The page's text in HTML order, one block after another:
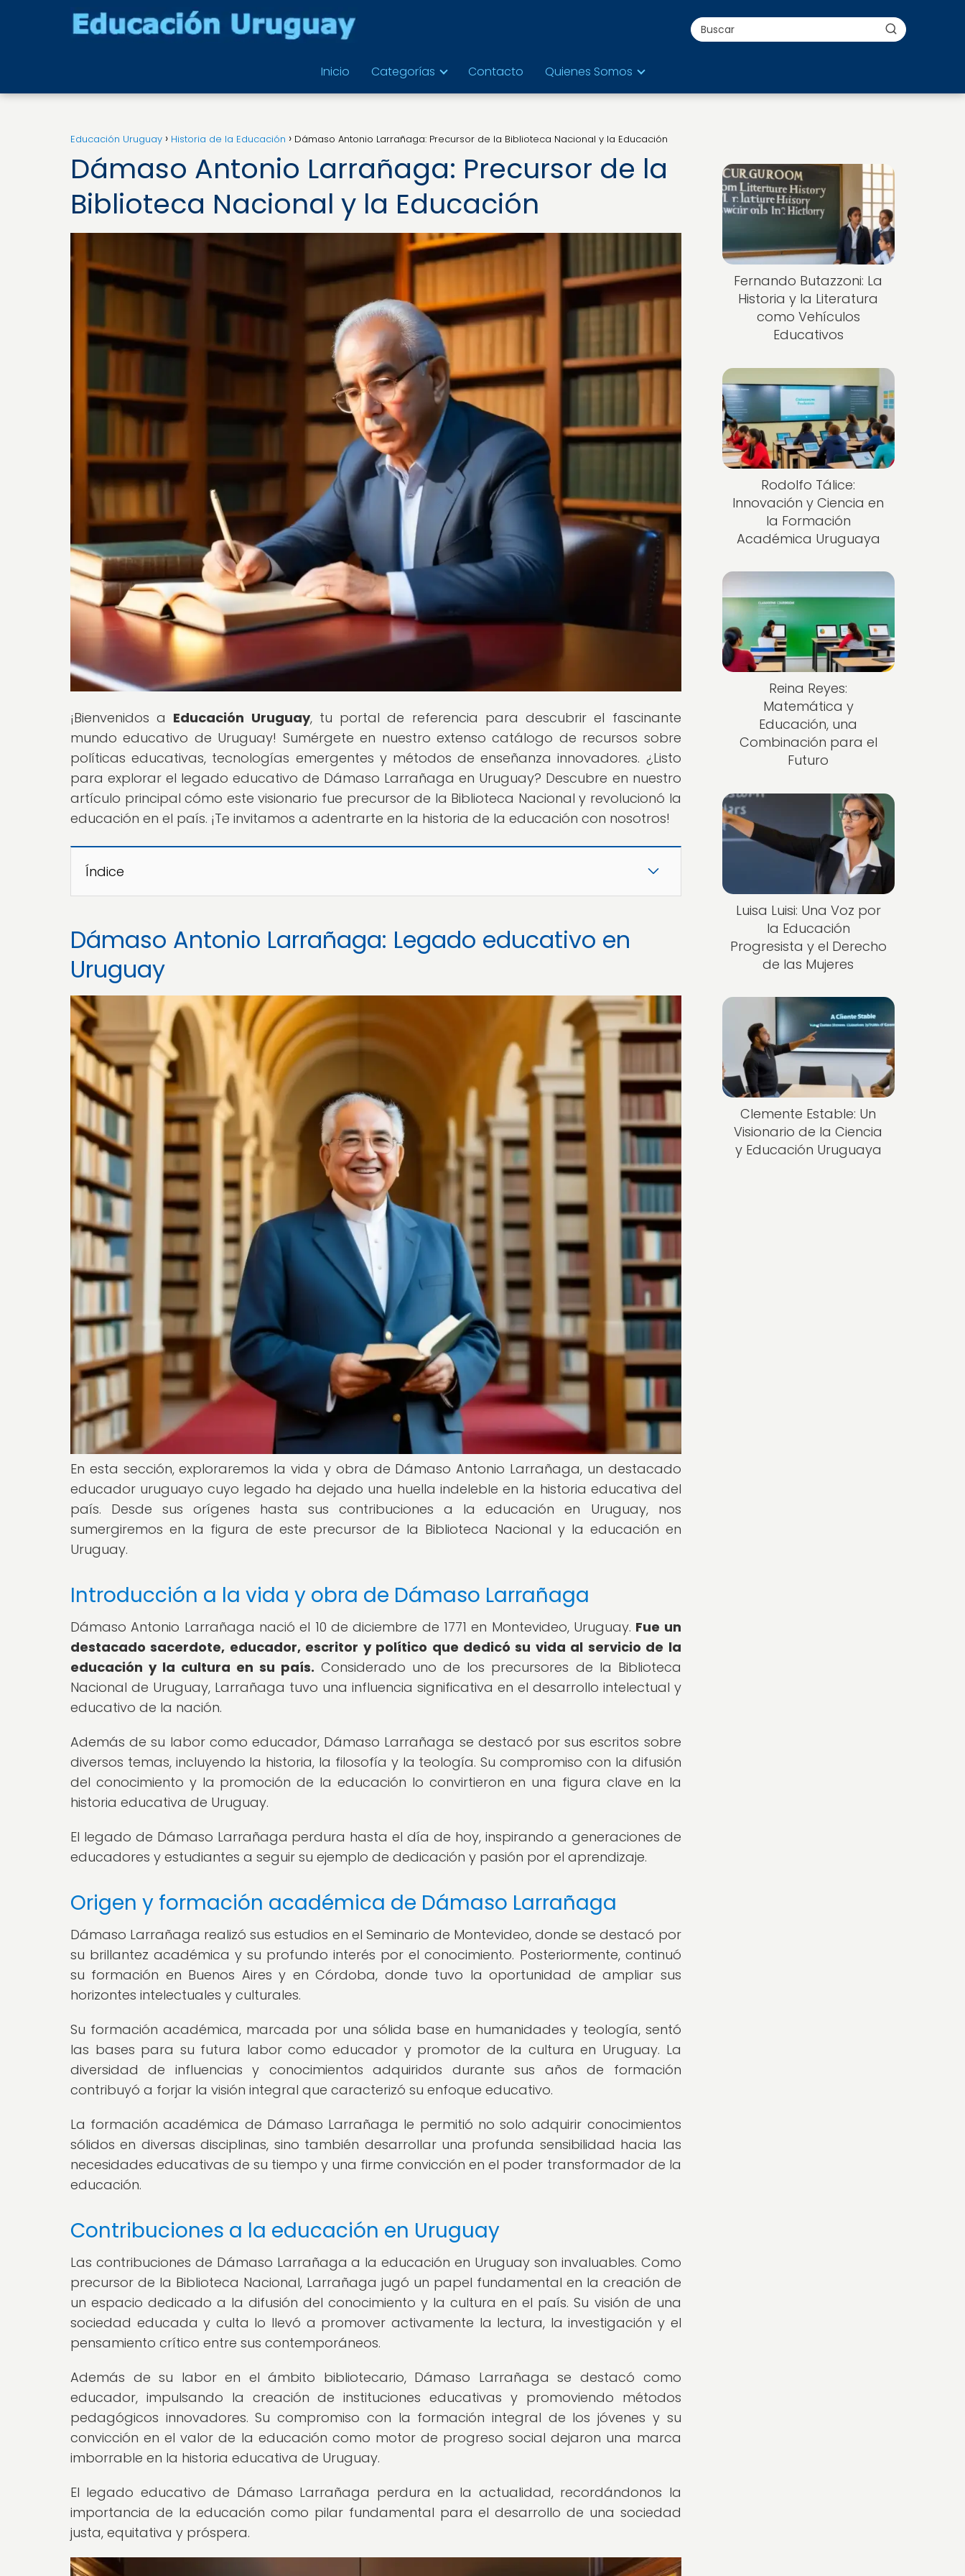
Inicio Categorías Contacto Quienes Somos
Educación Uruguay Historia de la Educación Dámaso Antonio Larrañaga: Precursor de la Biblioteca Nacional y la Educación
Dámaso Antonio Larrañaga: Precursor de la
Biblioteca Nacional y la Educación
¡Bienvenidos a Educación Uruguay, tu portal de referencia para descubrir el fascinante
mundo educativo de Uruguay! Sumérgete en nuestro extenso catálogo de recursos sobre
políticas educativas, tecnologías emergentes y métodos de enseñanza innovadores. ¿Listo
para explorar el legado educativo de Dámaso Larrañaga en Uruguay? Descubre en nuestro
artículo principal cómo este visionario fue precursor de la Biblioteca Nacional y revolucionó la
educación en el país. ¡Te invitamos a adentrarte en la historia de la educación con nosotros!
Índice
Dámaso Antonio Larrañaga: Legado educativo en
Uruguay
En esta sección, exploraremos la vida y obra de Dámaso Antonio Larrañaga, un destacado
educador uruguayo cuyo legado ha dejado una huella indeleble en la historia educativa del
país. Desde sus orígenes hasta sus contribuciones a la educación en Uruguay, nos
sumergiremos en la figura de este precursor de la Biblioteca Nacional y la educación en
Uruguay.
Introducción a la vida y obra de Dámaso Larrañaga
Dámaso Antonio Larrañaga nació el 10 de diciembre de 1771 en Montevideo, Uruguay. Fue un
destacado sacerdote, educador, escritor y político que dedicó su vida al servicio de la
educación y la cultura en su país. Considerado uno de los precursores de la Biblioteca
Nacional de Uruguay, Larrañaga tuvo una influencia significativa en el desarrollo intelectual y
educativo de la nación.
Además de su labor como educador, Dámaso Larrañaga se destacó por sus escritos sobre
diversos temas, incluyendo la historia, la filosofía y la teología. Su compromiso con la difusión
del conocimiento y la promoción de la educación lo convirtieron en una figura clave en la
historia educativa de Uruguay.
El legado de Dámaso Larrañaga perdura hasta el día de hoy, inspirando a generaciones de
educadores y estudiantes a seguir su ejemplo de dedicación y pasión por el aprendizaje.
Origen y formación académica de Dámaso Larrañaga
Dámaso Larrañaga realizó sus estudios en el Seminario de Montevideo, donde se destacó por
su brillantez académica y su profundo interés por el conocimiento. Posteriormente, continuó
su formación en Buenos Aires y en Córdoba, donde tuvo la oportunidad de ampliar sus
horizontes intelectuales y culturales.
Su formación académica, marcada por una sólida base en humanidades y teología, sentó
las bases para su futura labor como educador y promotor de la cultura en Uruguay. La
diversidad de influencias y conocimientos adquiridos durante sus años de formación
contribuyó a forjar la visión integral que caracterizó su enfoque educativo.
La formación académica de Dámaso Larrañaga le permitió no solo adquirir conocimientos
sólidos en diversas disciplinas, sino también desarrollar una profunda sensibilidad hacia las
necesidades educativas de su tiempo y una firme convicción en el poder transformador de la
educación.
Contribuciones a la educación en Uruguay
Las contribuciones de Dámaso Larrañaga a la educación en Uruguay son invaluables. Como
precursor de la Biblioteca Nacional, Larrañaga jugó un papel fundamental en la creación de
un espacio dedicado a la difusión del conocimiento y la cultura en el país. Su visión de una
sociedad educada y culta lo llevó a promover activamente la lectura, la investigación y el
pensamiento crítico entre sus contemporáneos.
Además de su labor en el ámbito bibliotecario, Dámaso Larrañaga se destacó como
educador, impulsando la creación de instituciones educativas y promoviendo métodos
pedagógicos innovadores. Su compromiso con la formación integral de los jóvenes y su
convicción en el valor de la educación como motor de progreso social dejaron una marca
imborrable en la historia educativa de Uruguay.
El legado educativo de Dámaso Larrañaga perdura en la actualidad, recordándonos la
importancia de la educación como pilar fundamental para el desarrollo de una sociedad
justa, equitativa y próspera.
Fernando Butazzoni: La
Historia y la Literatura
como Vehículos
Educativos
Rodolfo Tálice:
Innovación y Ciencia en
la Formación
Académica Uruguaya
Reina Reyes:
Matemática y
Educación, una
Combinación para el
Futuro
Luisa Luisi: Una Voz por
la Educación
Progresista y el Derecho
de las Mujeres
Clemente Estable: Un
Visionario de la Ciencia
y Educación Uruguaya